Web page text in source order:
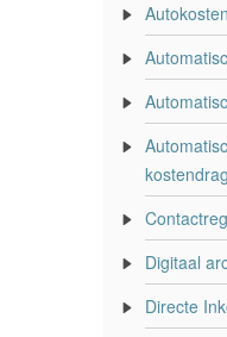
Autokosten
Digitaal
Directe